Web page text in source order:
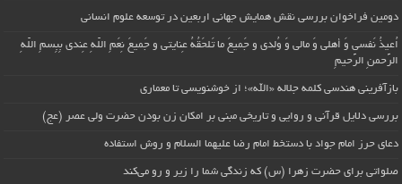
دومین فراخوان بررسی نقش همایش جهانی اربعین در توسعه علوم انسانی
اُعیذُ نَفسی وَ أهلی وَ مالی وَ وُلدی و جَمیعَ ما تَلحَقُهُ عِنایتی و جَمیعَ نِعَمِ اللّهِ عِندی بِبِسمِ اللّهِ
الرَّحمنِ الرَّحیمِ
بازآفرینی هندسی کلمه جلاله «الله»؛ از خوشنویسی تا معماری
بررسی دلایل قرآنی و روایی و تاریخی مبنی بر امکان زن بودن حضرت ولی عصر (عج)
دعای حرز امام جواد با دستخط امام رضا علیهما السلام و روش استفاده
صلواتی برای حضرت زهرا (س) که زندگی شما را زیر و رو می‌کند